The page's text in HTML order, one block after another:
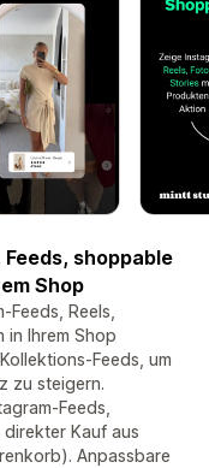
shoppable
Shop
Feeds, Reels,
in Ihrem Shop
Feeds, um
zu steigern.
Feeds,
Kauf aus
Anpassbare